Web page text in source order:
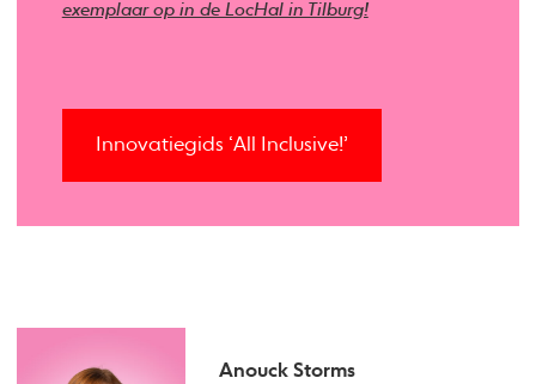
exemplaar op in de LocHal in Tilburg!
Innovatiegids ‘All Inclusive!’
Anouck Storms